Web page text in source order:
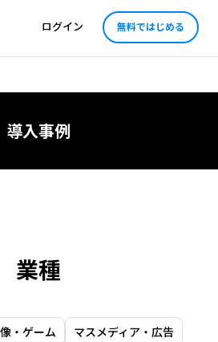
ログイン 無料ではじめる
導入事例
業種
・ゲーム
マスメディア・広告